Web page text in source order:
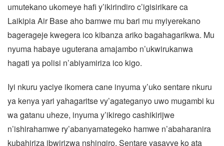
umutekano ukomeye hafi y’ikirindiro c’igisirikare ca
Laikipia Air Base aho bamwe mu bari mu myiyerekano
bagerageje kwegera ico kibanza ariko bagahagarikwa. Mu
nyuma habaye uguterana amajambo n’ukwirukanwa
hagati ya polisi n’abiyamiriza ico kigo.
Iyi nkuru yaciye ikomera cane inyuma y’uko sentare nkuru
ya kenya yari yahagaritse vy’agateganyo uwo mugambi ku
wa gatanu uheze, inyuma y’ikirego cashikirijwe
n’ishirahamwe ry’abanyamategeko hamwe n’abaharanira
kubahiriza ibwirizwa nshingiro. Sentare yasavye ko ata